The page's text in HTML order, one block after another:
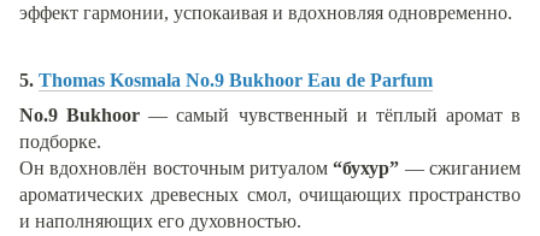
эффект гармонии, успокаивая и вдохновляя одновременно.
5. Thomas Kosmala No.9 Bukhoor Eau de Parfum
No.9 Bukhoor — самый чувственный и тёплый аромат в
подборке.
Он вдохновлён восточным ритуалом“бухур” — сжиганием
ароматических древесных смол, очищающих пространство
и наполняющих его духовностью.